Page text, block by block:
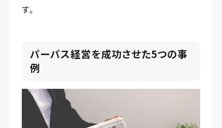
す。
パーパス経営を成功させた5つの事
例